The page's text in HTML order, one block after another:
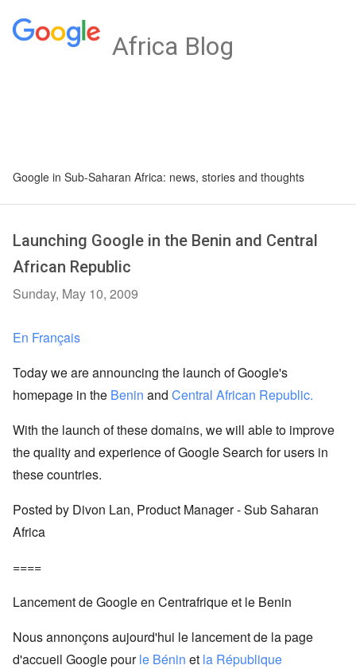
Africa Blog
Google in Sub-Saharan Africa: news, stories and thoughts
Launching Google in the Benin and Central
African Republic
Sunday, May 10, 2009
En Français
Today we are announcing the launch of Google's
homepage in the Benin and Central African Republic.
With the launch of these domains, we will able to improve
the quality and experience of Google Search for users in
these countries.
Posted by Divon Lan, Product Manager - Sub Saharan
Africa
====
Lancement de Google en Centrafrique et le Benin
Nous annonçons aujourd'hui le lancement de la page
d'accueil Google pourle Bénin et la République